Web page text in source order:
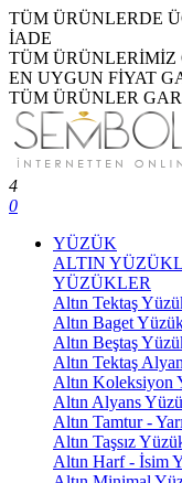
TÜM ÜRÜNLERDE
İADE
TÜM
EN UYGUN FİYAT
TÜM ÜRÜNLER
4
0
YÜZÜK
ALTIN
YÜZÜKLER
Altın Tektaş
Altın Baget
Altın Beştaş
Altın Tektaş
Altın Koleksiyon
Altın Alyans
Altın Tamtur -
Altın Taşsız
Altın Harf - İsim